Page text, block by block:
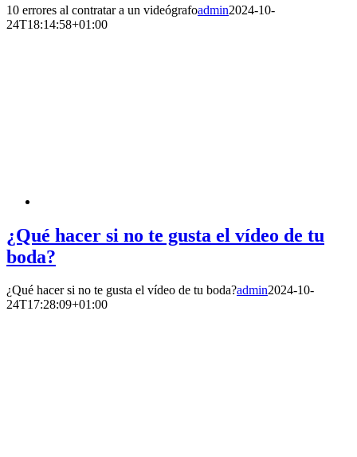
10 errores al contratar a un videógrafoadmin2024-10-
24T18:14:58+01:00
¿Qué hacer si no te gusta el vídeo de tu
boda?
¿Qué hacer si no te gusta el vídeo de tu boda?admin2024-10-
24T17:28:09+01:00